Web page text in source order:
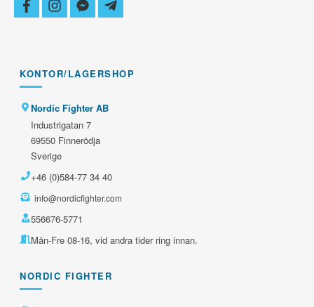
facebookinstagram
facebook-
messenger
telegram-
plane
KONTOR/LAGERSHOP
Nordic Fighter AB
Industrigatan 7
69550 Finnerödja
Sverige
+46 (0)584-77 34 40
info@nordicfighter.com
556676-5771
Mån-Fre 08-16, vid andra tider ring innan.
NORDIC FIGHTER